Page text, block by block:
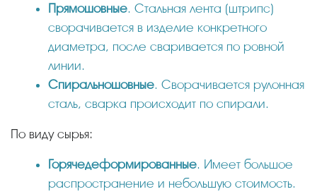
Прямошовные. Стальная лента (штрипс)
сворачивается в изделие конкретного
диаметра, после сваривается по ровной
линии.
Спиральношовные. Сворачивается рулонная
сталь, сварка происходит по спирали.
По виду сырья:
Горячедеформированные. Имеет большое
распространение и небольшую стоимость.